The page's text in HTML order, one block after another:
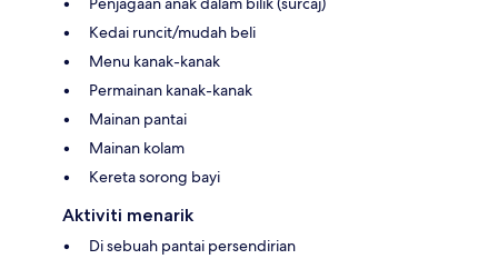
Kedai runcit/mudah beli
Menu kanak-kanak
Permainan kanak-kanak
Mainan pantai
Mainan kolam
Kereta sorong bayi
Aktiviti menarik
Di sebuah pantai persendirian